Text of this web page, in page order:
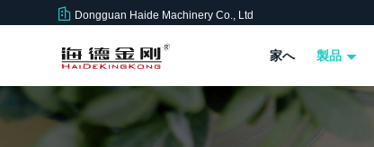
Dongguan Haide Machinery Co., Ltd
家へ 製品